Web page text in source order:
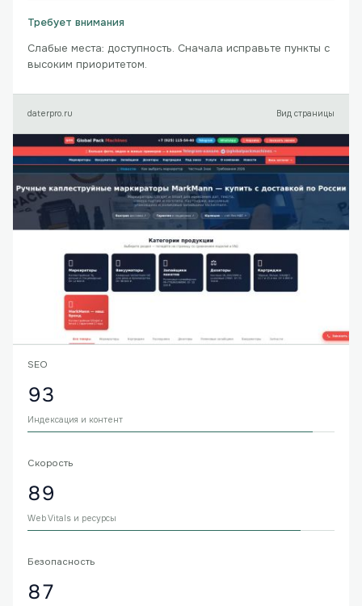
Требует внимания
Слабые места: доступность. Сначала исправьте пункты с
высоким приоритетом.
daterpro.ru Вид страницы
SEO
93
Индексация и контент
Скорость
89
Web Vitals и ресурсы
Безопасность
87